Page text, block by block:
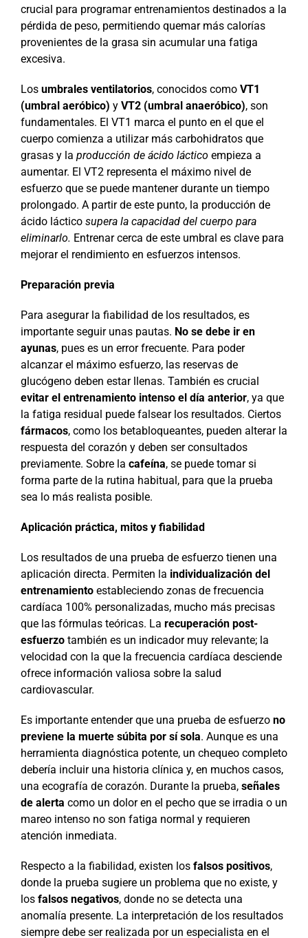
crucial para programar entrenamientos destinados a la
pérdida de peso, permitiendo quemar más calorías
provenientes de la grasa sin acumular una fatiga
excesiva.
Los umbrales ventilatorios, conocidos como VT1
(umbral aeróbico) y VT2 (umbral anaeróbico), son
fundamentales. El VT1 marca el punto en el que el
cuerpo comienza a utilizar más carbohidratos que
grasas y la producción de ácido láctico empieza a
aumentar. El VT2 representa el máximo nivel de
esfuerzo que se puede mantener durante un tiempo
prolongado. A partir de este punto, la producción de
ácido láctico supera la capacidad del cuerpo para
eliminarlo. Entrenar cerca de este umbral es clave para
mejorar el rendimiento en esfuerzos intensos.
Preparación previa
Para asegurar la fiabilidad de los resultados, es
importante seguir unas pautas. No se debe ir en
ayunas, pues es un error frecuente. Para poder
alcanzar el máximo esfuerzo, las reservas de
glucógeno deben estar llenas. También es crucial
evitar el entrenamiento intenso el día anterior, ya que
la fatiga residual puede falsear los resultados. Ciertos
fármacos, como los betabloqueantes, pueden alterar la
respuesta del corazón y deben ser consultados
previamente. Sobre la cafeína, se puede tomar si
forma parte de la rutina habitual, para que la prueba
sea lo más realista posible.
Aplicación práctica, mitos y fiabilidad
Los resultados de una prueba de esfuerzo tienen una
aplicación directa. Permiten la individualización del
entrenamientoestableciendo zonas de frecuencia
cardíaca 100% personalizadas, mucho más precisas
que las fórmulas teóricas. La recuperación post-
esfuerzotambién es un indicador muy relevante; la
velocidad con la que la frecuencia cardíaca desciende
ofrece información valiosa sobre la salud
cardiovascular.
Es importante entender que una prueba de esfuerzo no
previene la muerte súbita por sí sola. Aunque es una
herramienta diagnóstica potente, un chequeo completo
debería incluir una historia clínica y, en muchos casos,
una ecografía de corazón. Durante la prueba, señales
de alerta como un dolor en el pecho que se irradia o un
mareo intenso no son fatiga normal y requieren
atención inmediata.
Respecto a la fiabilidad, existen los falsos positivos,
donde la prueba sugiere un problema que no existe, y
los falsos negativos, donde no se detecta una
anomalía presente. La interpretación de los resultados
siempre debe ser realizada por un especialista en el